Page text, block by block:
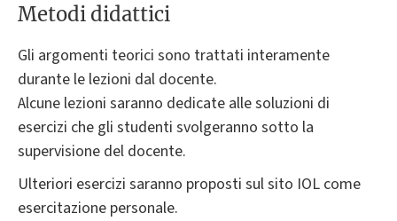
Metodi didattici
Gli argomenti teorici sono trattati interamente
durante le lezioni dal docente.
Alcune lezioni saranno dedicate alle soluzioni di
esercizi che gli studenti svolgeranno sotto la
supervisione del docente.
Ulteriori esercizi saranno proposti sul sito IOL come
esercitazione personale.